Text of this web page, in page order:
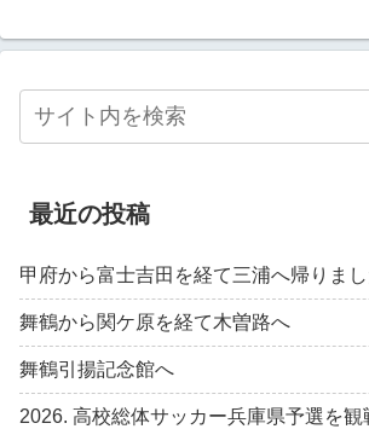
最近の投稿
甲府から富士吉田を経て三浦へ帰りまし
舞鶴から関ケ原を経て木曽路へ
舞鶴引揚記念館へ
2026. 高校総体サッカー兵庫県予選を観